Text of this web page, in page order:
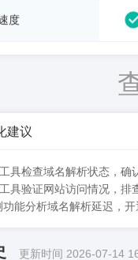
度
建议
具检查域名解析状态，
具验证网站访问情况，
能分析域名解析延迟，
更新时间 2026-07-14